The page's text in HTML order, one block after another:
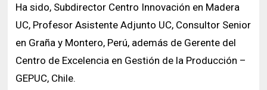
Ha sido, Subdirector Centro Innovación en Madera
UC, Profesor Asistente Adjunto UC, Consultor Senior
en Graña y Montero, Perú, además de Gerente del
Centro de Excelencia en Gestión de la Producción –
GEPUC, Chile.